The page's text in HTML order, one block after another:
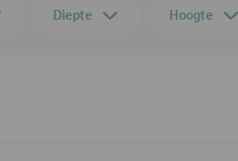
Diepte Hoogte